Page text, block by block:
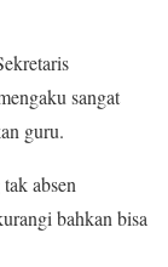
sangat
guru.
absen
bahkan bisa